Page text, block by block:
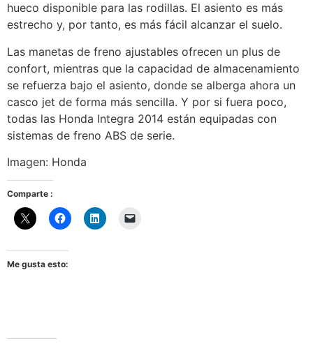
hueco disponible para las rodillas. El asiento es más
estrecho y, por tanto, es más fácil alcanzar el suelo.
Las manetas de freno ajustables ofrecen un plus de
confort, mientras que la capacidad de almacenamiento
se refuerza bajo el asiento, donde se alberga ahora un
casco jet de forma más sencilla. Y por si fuera poco,
todas las Honda Integra 2014 están equipadas con
sistemas de freno ABS de serie.
Imagen: Honda
Comparte :
Me gusta esto: